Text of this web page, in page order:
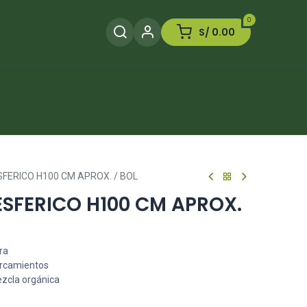
0
S/ 0.00
H100 CM APROX. / BOL
H100 CM APROX.
orgánica